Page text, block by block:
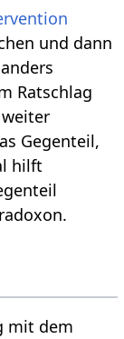
und dann
Ratschlag
Gegenteil,
hilft
mit dem